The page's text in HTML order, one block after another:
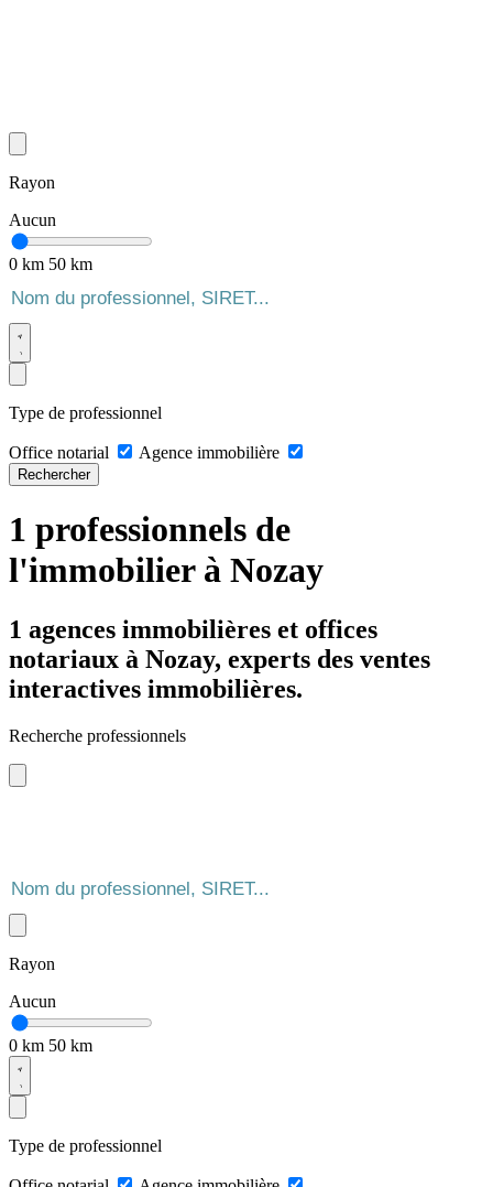
Rayon
Aucun
0 km 50 km
Type de professionnel
Office notarial Agence immobilière
Rechercher
1 professionnels de
l'immobilier à Nozay
1 agences immobilières et offices
notariaux à Nozay, experts des ventes
interactives immobilières.
Recherche professionnels
Rayon
Aucun
0 km 50 km
Type de professionnel